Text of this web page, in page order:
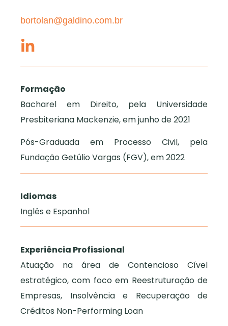
bortolan@galdino.com.br
Formação
Bacharel em Direito, pela Universidade
Presbiteriana Mackenzie, em junho de 2021
Pós-Graduada em Processo Civil, pela
Fundação Getúlio Vargas (FGV), em 2022
Idiomas
Inglês e Espanhol
Experiência Profissional
Atuação na área de Contencioso Cível
estratégico, com foco em Reestruturação de
Empresas, Insolvência e Recuperação de
Créditos Non-Performing Loan